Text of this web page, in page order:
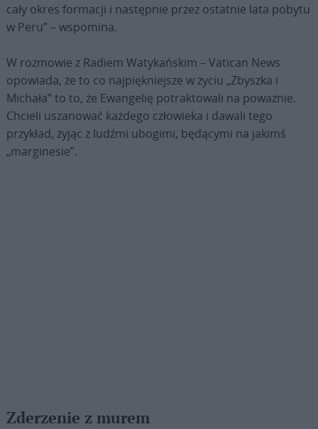
cały okres formacji i następnie przez ostatnie lata pobytu
w Peru” – wspomina.
W rozmowie z Radiem Watykańskim – Vatican News
opowiada, że to co najpiękniejsze w życiu „Zbyszka i
Michała” to to, że Ewangelię potraktowali na poważnie.
Chcieli uszanować każdego człowieka i dawali tego
przykład, żyjąc z ludźmi ubogimi, będącymi na jakimś
„marginesie”.
Zderzenie z murem